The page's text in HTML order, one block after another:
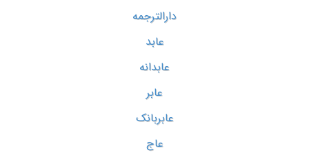
دارالترجمه
عابد
عابدانه
عابر
عابربانک
عاج